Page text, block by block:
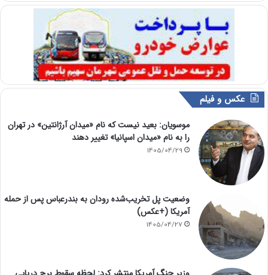
عکس و فیلم
موسویان: بعید نیست که نام «میدان آرژانتین» در تهران
را به نام «میدان اسپانیا» تغییر دهند
1405/04/29
وضعیت پل تخریب‌شده رودان به بندرعباس پس از حمله
آمریکا (+عکس)
1405/04/27